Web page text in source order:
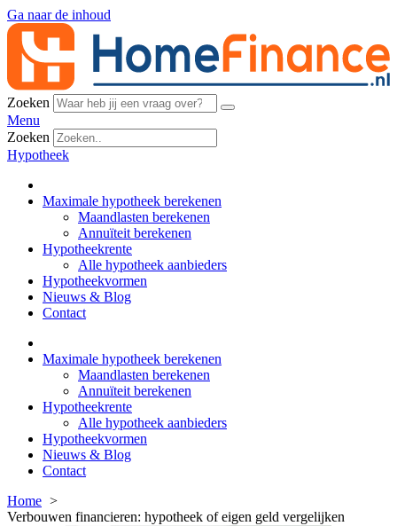
Ga naar de inhoud
Zoeken
Menu
Zoeken
Hypotheek
Maximale hypotheek berekenen
Maandlasten berekenen
Annuïteit berekenen
Hypotheekrente
Alle hypotheek aanbieders
Hypotheekvormen
Nieuws & Blog
Contact
Maximale hypotheek berekenen
Maandlasten berekenen
Annuïteit berekenen
Hypotheekrente
Alle hypotheek aanbieders
Hypotheekvormen
Nieuws & Blog
Contact
Home
Verbouwen financieren: hypotheek of eigen geld vergelijken